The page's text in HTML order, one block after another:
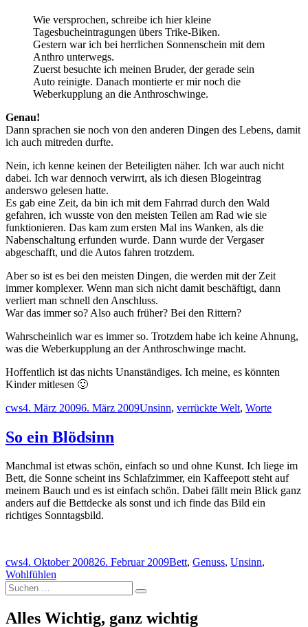
Wie versprochen, schreibe ich hier kleine
Tagesbucheintragungen übers Trike-Biken.
Gestern war ich bei herrlichen Sonnenschein mit dem
Anthro unterwegs.
Zuerst besuchte ich meinen Bruder, der gerade sein
Auto reinigte. Danach montierte er mir noch die
Weberkupplung an die Anthroschwinge.
Genau!
Dann sprachen sie noch von den anderen Dingen des Lebens, damit
ich auch mitreden durfte.
Nein, ich kenne keinen der Beteiligten näher. Ich war auch nicht
dabei. Ich war dennoch verwirrt, als ich diesen Blogeintrag
anderswo gelesen hatte.
Es gab eine Zeit, da bin ich mit dem Fahrrad durch den Wald
gefahren, ich wusste von den meisten Teilen am Rad wie sie
funktionieren. Das kam zum ersten Mal ins Wanken, als die
Nabenschaltung erfunden wurde. Dann wurde der Vergaser
abgeschafft, und die Autos fahren trotzdem.
Aber so ist es bei den meisten Dingen, die werden mit der Zeit
immer komplexer. Wenn man sich nicht damit beschäftigt, dann
verliert man schnell den Anschluss.
War das immer so? Also auch früher? Bei den Rittern?
Wahrscheinlich war es immer so. Trotzdem habe ich keine Ahnung,
was die Weberkupplung an der Anthroschwinge macht.
Hoffentlich ist das nichts Unanständiges. Ich meine, es könnten
Kinder mitlesen 🙂
Autor
cwsVeröffentlicht
4. März 20096. März 2009Schlagwörter
Unsinn, verrückte Welt, Worte
So ein Blödsinn
Manchmal ist etwas schön, einfach so und ohne Kunst. Ich liege im
Bett, die Sonne scheint ins Schlafzimmer, ein Kaffeepott steht auf
meinem Bauch und es ist einfach schön. Dabei fällt mein Blick ganz
anders auf die Bettdecke als sonst und ich finde das Bild ein
richtiges Sonntagsbild.
Autor
cwsVeröffentlicht
am
4. Oktober 200826. Februar 2009Schlagwörter
Bett, Genuss, Unsinn,
Wohlfühlen
Suchen
nach:
Suchen
Alles Wichtig, ganz wichtig